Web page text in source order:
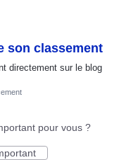
son classement
directement sur le blog
pour vous ?